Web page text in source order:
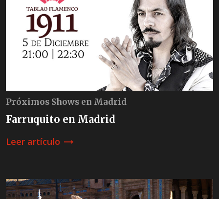
Próximos Shows en Madrid
Farruquito en Madrid
Leer artículo trending_flat